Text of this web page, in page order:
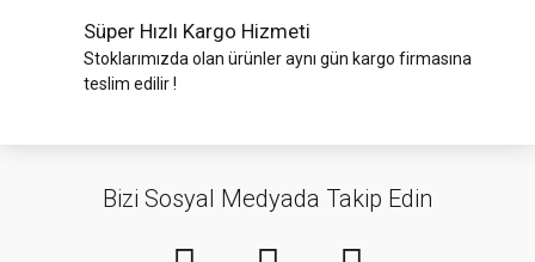
Süper Hızlı Kargo Hizmeti
Stoklarımızda olan ürünler aynı gün kargo firmasına
teslim edilir !
Bizi Sosyal Medyada Takip Edin